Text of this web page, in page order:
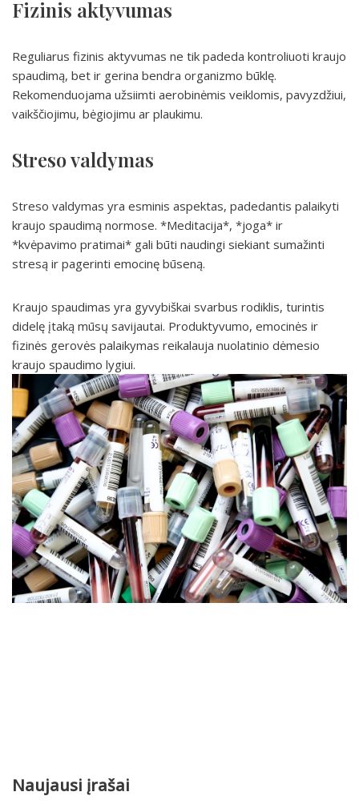
Fizinis aktyvumas
Reguliarus fizinis aktyvumas ne tik padeda kontroliuoti kraujo
spaudimą, bet ir gerina bendra organizmo būklę.
Rekomenduojama užsiimti aerobinėmis veiklomis, pavyzdžiui,
vaikščiojimu, bėgiojimu ar plaukimu.
Streso valdymas
Streso valdymas yra esminis aspektas, padedantis palaikyti
kraujo spaudimą normose. *Meditacija*, *joga* ir
*kvėpavimo pratimai* gali būti naudingi siekiant sumažinti
stresą ir pagerinti emocinę būseną.
Kraujo spaudimas yra gyvybiškai svarbus rodiklis, turintis
didelę įtaką mūsų savijautai. Produktyvumo, emocinės ir
fizinės gerovės palaikymas reikalauja nuolatinio dėmesio
kraujo spaudimo lygiui.
Naujausi įrašai